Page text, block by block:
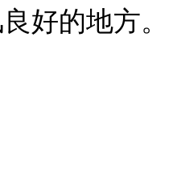
好的地方。